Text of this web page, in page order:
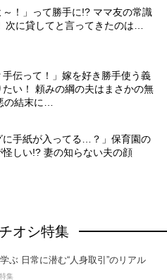
～！」って勝手に!? ママ友の常識
次に貸してと言ってきたのは…
手伝って！」嫁を好き勝手使う義
い！ 頼みの綱の夫はまさかの無
の結末に…
に手紙が入ってる…？」保育園の
しい!? 妻の知らない夫の顔
オシ特集
ぶ 日常に潜む“人身取引”のリアル
集